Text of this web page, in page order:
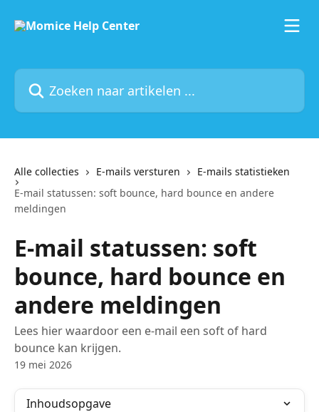
Zoeken naar artikelen ...
Alle collecties E-mails versturen
E-mails statistieken
E-mail statussen: soft bounce, hard bounce en andere
meldingen
E-mail statussen: soft
bounce, hard bounce en
andere meldingen
Lees hier waardoor een e-mail een soft of hard
bounce kan krijgen.
19 mei 2026
Inhoudsopgave